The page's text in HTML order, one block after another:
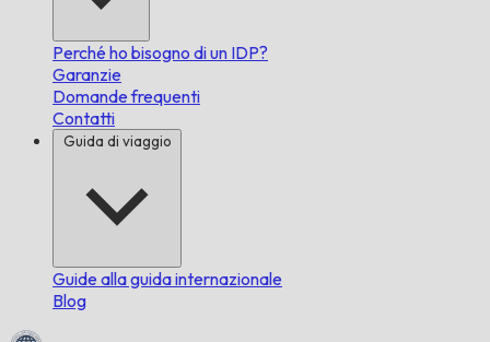
Perché ho bisogno di un IDP?
Garanzie
Domande frequenti
Contatti
Guida di viaggio
Guide alla guida internazionale
Blog